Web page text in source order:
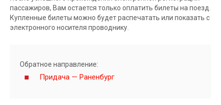
пассажиров, Вам остается только оплатить билеты на поезд.
Купленные билеты можно будет распечатать или показать с
электронного носителя проводнику.
Обратное направление:
Придача — Раненбург